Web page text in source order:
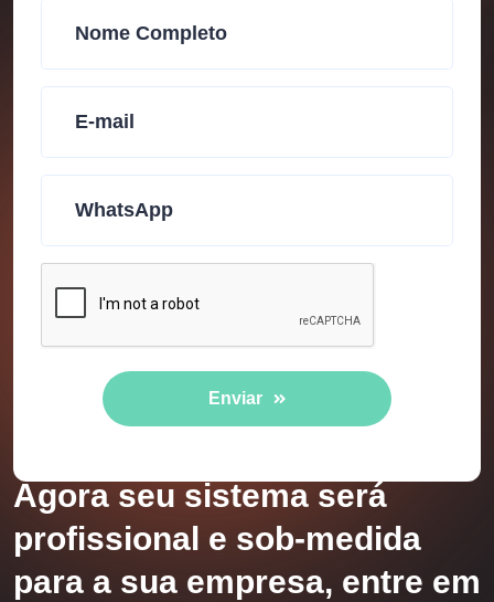
Enviar
Agora seu sistema será
profissional e sob-medida
para a sua empresa, entre em